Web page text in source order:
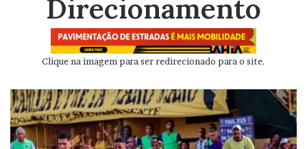
Direcionamento
Clique na imagem para ser redirecionado para o site.